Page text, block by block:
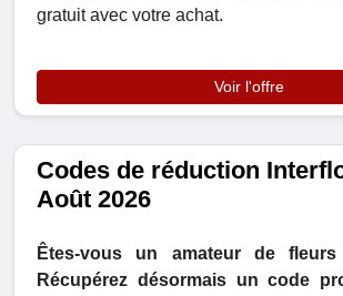
gratuit avec votre achat.
Voir l'offre
Codes de réduction
Août 2026
Êtes-vous un amateur de
Récupérez désormais un code